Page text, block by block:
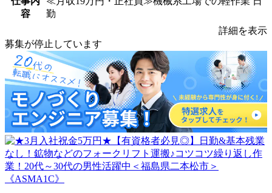
容
勤
詳細を表示
募集が停止しています